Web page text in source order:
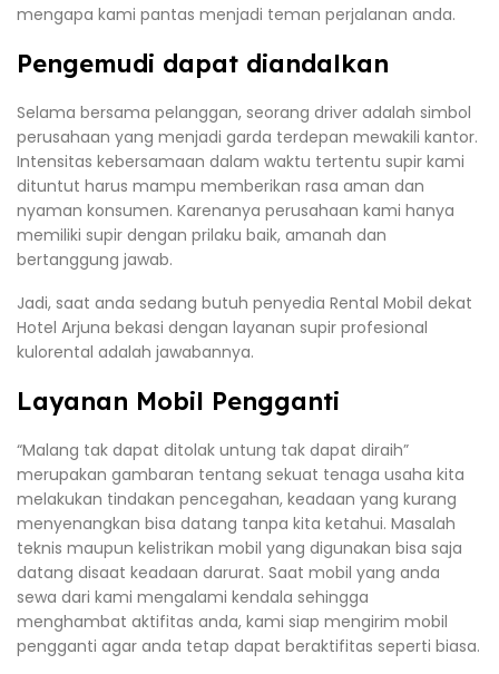
mengapa kami pantas menjadi teman perjalanan anda.
Pengemudi dapat diandalkan
Selama bersama pelanggan, seorang driver adalah simbol
perusahaan yang menjadi garda terdepan mewakili kantor.
Intensitas kebersamaan dalam waktu tertentu supir kami
dituntut harus mampu memberikan rasa aman dan
nyaman konsumen. Karenanya perusahaan kami hanya
memiliki supir dengan prilaku baik, amanah dan
bertanggung jawab.
Jadi, saat anda sedang butuh penyedia Rental Mobil dekat
Hotel Arjuna bekasi dengan layanan supir profesional
kulorental adalah jawabannya.
Layanan Mobil Pengganti
“Malang tak dapat ditolak untung tak dapat diraih”
merupakan gambaran tentang sekuat tenaga usaha kita
melakukan tindakan pencegahan, keadaan yang kurang
menyenangkan bisa datang tanpa kita ketahui. Masalah
teknis maupun kelistrikan mobil yang digunakan bisa saja
datang disaat keadaan darurat. Saat mobil yang anda
sewa dari kami mengalami kendala sehingga
menghambat aktifitas anda, kami siap mengirim mobil
pengganti agar anda tetap dapat beraktifitas seperti biasa.